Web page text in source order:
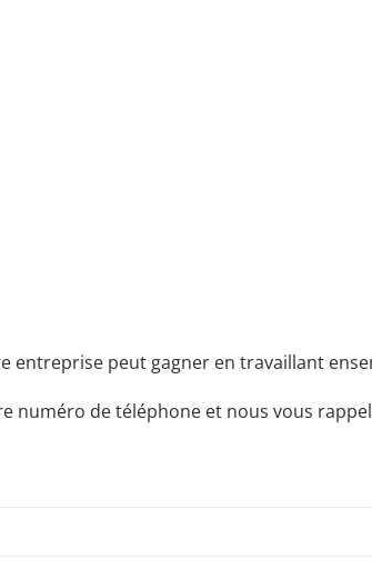
entreprise peut gagner en travaillant
numéro de téléphone et nous vous